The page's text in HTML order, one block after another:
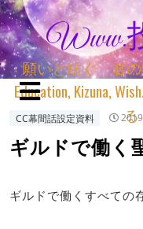
Www.
願いと紡ぐ 君の物
Education, Kizuna,
CC幕間話設定資料
ギルドで働く
ギルドで働くすべての